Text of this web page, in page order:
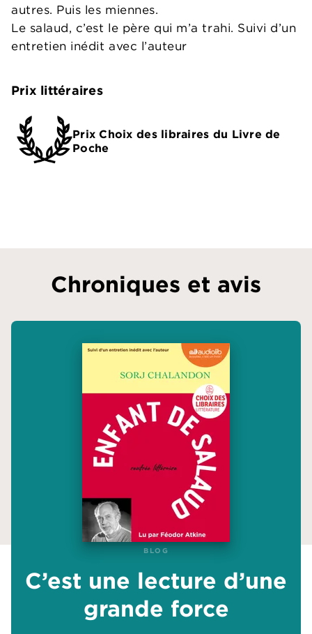
autres. Puis les miennes.
Le salaud, c’est le père qui m’a trahi. Suivi d’un
entretien inédit avec l’auteur
Prix littéraires
Prix Choix des libraires du Livre de
Poche
Chroniques et avis
BLOG
C’est une lecture d’une
grande force
BLOG
C’est une lecture d’une
grande force